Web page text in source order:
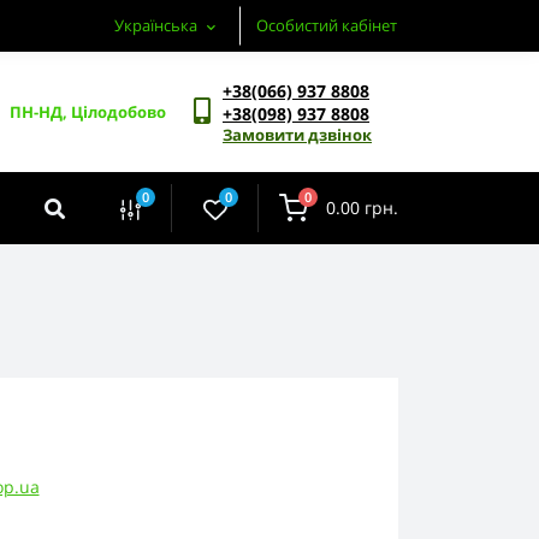
Українська Особистий кабінет
ПН-НД, Цілодобово
+38(066) 937 8808
+38(098) 937 8808
Замовити дзвінок
0 0 0 0.00 грн.